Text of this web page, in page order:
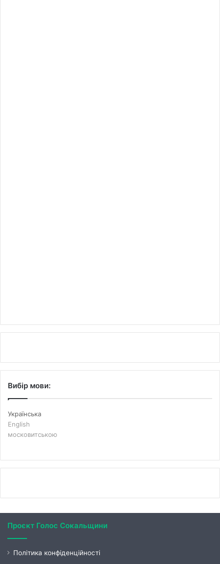
Вибір мови:
Українська
English
московитською
Проєкт Голос Сокальщини
Політика конфіденційності